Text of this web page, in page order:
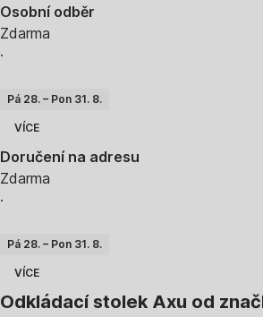
Osobní odběr
Zdarma
·
Pá 28. – Pon 31. 8.
VÍCE
Doručení na adresu
Zdarma
·
Pá 28. – Pon 31. 8.
VÍCE
Odkládací stolek Axu od